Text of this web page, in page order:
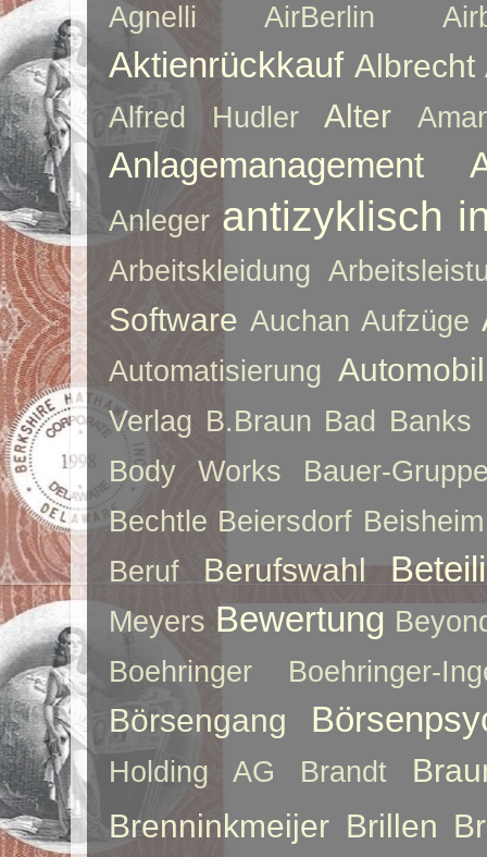
Agnelli AirBerlin
Aktienrückkauf Albrecht
Alfred Hudler Alter
Anlagemanagement
Anleger antizyklisch
Arbeitskleidung
Software Auchan Aufzüge
Automatisierung
Verlag B.Braun Bad Banks
Body Works
Bauer-
Bechtle Beiersdorf Beisheim
Beruf
Berufswahl
Meyers Bewertung
Boehringer
Boehringer-
Börsengang
Holding AG Brandt
Brenninkmeijer Brillen